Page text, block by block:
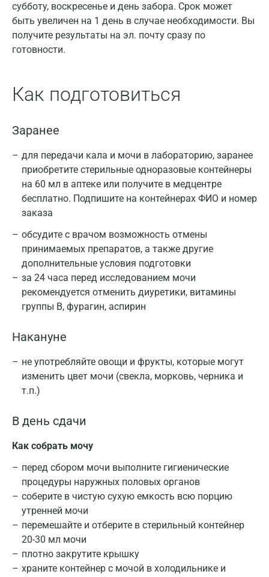
субботу, воскресенье и день забора. Срок может
быть увеличен на 1 день в случае необходимости. Вы
получите результаты на эл. почту сразу по
готовности.
Как подготовиться
Заранее
для передачи кала и мочи в лабораторию, заранее
приобретите стерильные одноразовые контейнеры
на 60 мл в аптеке или получите в медцентре
бесплатно. Подпишите на контейнерах ФИО и номер
заказа
обсудите с врачом возможность отмены
принимаемых препаратов, а также другие
дополнительные условия подготовки
за 24 часа перед исследованием мочи
рекомендуется отменить диуретики, витамины
группы В, фурагин, аспирин
Накануне
не употребляйте овощи и фрукты, которые могут
изменить цвет мочи (свекла, морковь, черника и
т.п.)
В день сдачи
Как собрать мочу
перед сбором мочи выполните гигиенические
процедуры наружных половых органов
соберите в чистую сухую емкость всю порцию
утренней мочи
перемешайте и отберите в стерильный контейнер
20-30 мл мочи
плотно закрутите крышку
храните контейнер с мочой в холодильнике и